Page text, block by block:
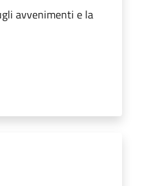
avvenimenti e la